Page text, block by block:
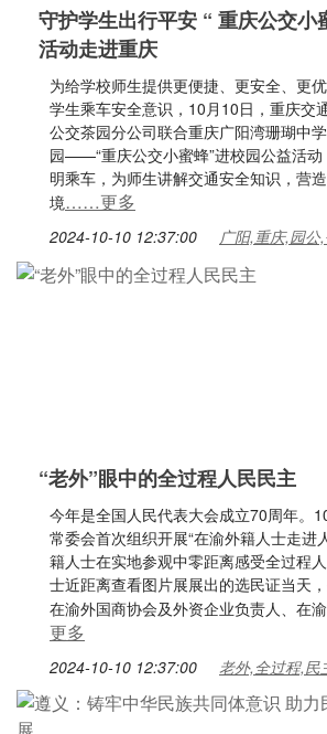
守护学生出行平安 “ 重庆公交小
活动走进重庆
为给学校师生提供更便捷、更安全、更
学生乘车安全意识，10月10日，重庆交
公交茶园分公司联合重庆广阳湾珊瑚中
园——“重庆公交小蜜蜂”进校园公益活动
明乘车，为师生讲解交通安全知识，营
境……更多
2024-10-10 12:37:00 广阳,重庆,园公
“老外”眼中的全过程人民民主
今年是全国人民代表大会成立70周年。
常委会首次组织开展“在渝外籍人士走进
籍人士在实地参观中零距离感受全过程
士近距离查看图片展展出的选民证当天，
在渝外国商协会及外资企业负责人、在
更多
2024-10-10 12:37:00 老外,全过程,民